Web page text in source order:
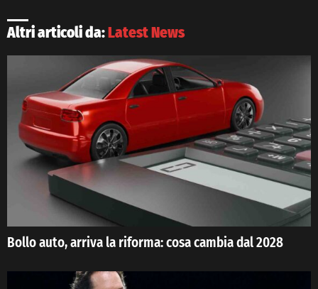
Altri articoli da:Latest News
Bollo auto, arriva la riforma: cosa cambia dal 2028